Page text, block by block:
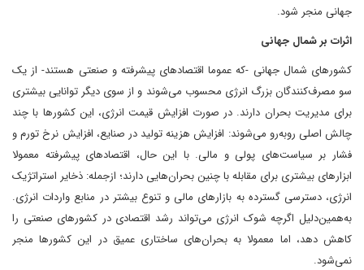
جهانی منجر شود.
اثرات بر شمال جهانی
کشورهای شمال جهانی -که عموما اقتصادهای پیشرفته و صنعتی هستند- از یک
سو مصرف‌کنندگان بزرگ انرژی محسوب می‌شوند و از سوی دیگر توانایی بیشتری
برای مدیریت بحران دارند. در صورت افزایش قیمت انرژی، این کشورها با چند
چالش اصلی روبه‌رو می‌شوند: افزایش هزینه تولید در صنایع، افزایش نرخ تورم و
فشار بر سیاست‌های پولی و مالی. با این حال، اقتصادهای پیشرفته معمولا
ابزارهای بیشتری برای مقابله با چنین بحران‌هایی دارند؛ از‌جمله: ذخایر استراتژیک
انرژی، دسترسی گسترده به بازارهای مالی و تنوع بیشتر در منابع واردات انرژی.
به‌همین‌دلیل اگرچه شوک انرژی می‌تواند رشد اقتصادی در کشورهای صنعتی را
کاهش دهد، اما معمولا به بحران‌های ساختاری عمیق در این کشورها منجر
نمی‌شود.